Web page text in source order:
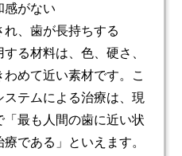
感がない
れ、歯が長持ちする
る材料は、色、硬さ、
めて近い素材です。こ
テムによる治療は、現
最も人間の歯に近い状
である」といえます。